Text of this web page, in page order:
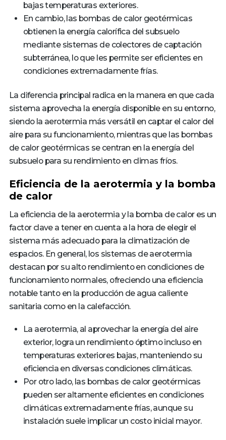
bajas temperaturas exteriores.
En cambio, las bombas de calor geotérmicas
obtienen la energía calorífica del subsuelo
mediante sistemas de colectores de captación
subterránea, lo que les permite ser eficientes en
condiciones extremadamente frías.
La diferencia principal radica en la manera en que cada
sistema aprovecha la energía disponible en su entorno,
siendo la aerotermia más versátil en captar el calor del
aire para su funcionamiento, mientras que las bombas
de calor geotérmicas se centran en la energía del
subsuelo para su rendimiento en climas fríos.
Eficiencia de la aerotermia y la bomba
de calor
La eficiencia de la aerotermia y la bomba de calor es un
factor clave a tener en cuenta a la hora de elegir el
sistema más adecuado para la climatización de
espacios. En general, los sistemas de aerotermia
destacan por su alto rendimiento en condiciones de
funcionamiento normales, ofreciendo una eficiencia
notable tanto en la producción de agua caliente
sanitaria como en la calefacción.
La aerotermia, al aprovechar la energía del aire
exterior, logra un rendimiento óptimo incluso en
temperaturas exteriores bajas, manteniendo su
eficiencia en diversas condiciones climáticas.
Por otro lado, las bombas de calor geotérmicas
pueden ser altamente eficientes en condiciones
climáticas extremadamente frías, aunque su
instalación suele implicar un costo inicial mayor.